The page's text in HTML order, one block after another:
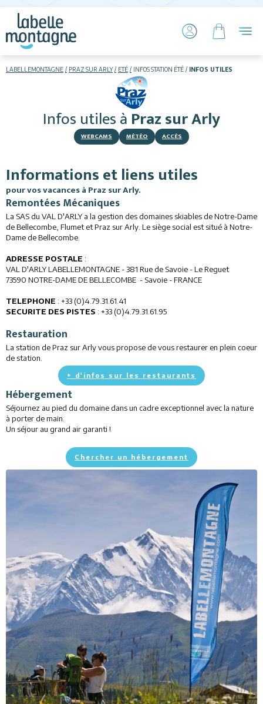
LABELLEMONTAGNE PRAZ SUR ARLY ETÉ INFOS STATION ÉTÉ INFOS UTILES
Infos utilesà Praz sur Arly
WEBCAMS MÉTÉO ACCÈS
Hébergements
VTT
+ Activités
Restauration
Animations
Informations et liens utiles
pour vos vacances à Praz sur Arly.
Remontées Mécaniques
La SAS du VAL D'ARLY a la gestion des domaines skiables de Notre-Dame
de Bellecombe, Flumet et Praz sur Arly. Le siège social est situé à Notre-
Dame de Bellecombe.
ADRESSE POSTALE :
VAL D'ARLY LABELLEMONTAGNE - 381 Rue de Savoie - Le Reguet
73590 NOTRE-DAME DE BELLECOMBE - Savoie - FRANCE
TELEPHONE : +33 (0)4.79.31.61.41
SECURITE DES PISTES : +33 (0)4.79.31.61.95
Restauration
La station de Praz sur Arly vous propose de vous restaurer en plein coeur
de station.
+ d'infos sur les restaurants
Hébergement
Séjournez au pied du domaine dans un cadre exceptionnel avec la nature
à porter de main.
Un séjour au grand air garanti !
Chercher un hébergement